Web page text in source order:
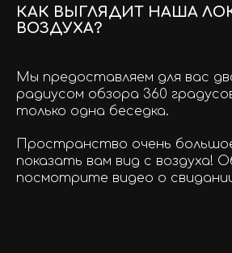
КАК ВЫГЛЯДИТ НАША
ВОЗДУХА?
Мы предоставляем для вас
радиусом обзора 360
только одна беседка.
Пространство очень
показать вам вид с воздуха!
посмотрите видео о